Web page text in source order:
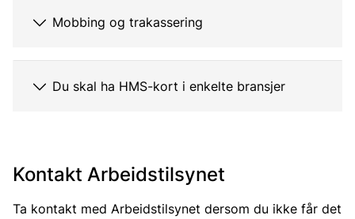
Mobbing og trakassering
Du skal ha HMS-kort i enkelte bransjer
Kontakt Arbeidstilsynet
Ta kontakt med Arbeidstilsynet dersom du ikke får det